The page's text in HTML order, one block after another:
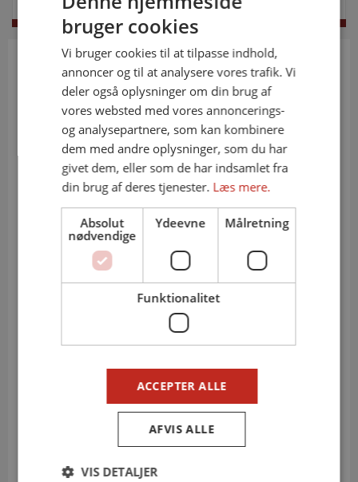
Aktivitets Kalender
aug..
Deltagelse i World Choir Games i
Helsingborg
Læs mere
Kl. afventer tidspunkt
Julekoncert i Ribe
Læs mere
dec..
Kl. afventer tidspunkt
De ni læsninger
Læs mere
bruger cookies
Vi bruger cookies til at tilpasse indhold,
annoncer og til at analysere vores trafik. Vi
deler også oplysninger om din brug af
vores websted med vores annoncerings-
og analysepartnere, som kan kombinere
dem med andre oplysninger, som du har
givet dem, eller som de har indsamlet fra
din brug af deres tjenester. Læs mere.
Absolut
nødvendige
Ydeevne Målretning
Funktionalitet
ACCEPTER ALLE
AFVIS ALLE
VIS DETALJER